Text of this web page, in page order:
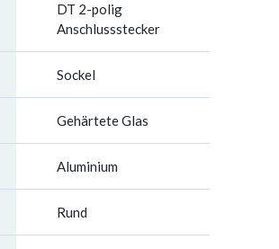
DT 2-polig
Anschlussstecker
Sockel
Gehärtete Glas
Aluminium
Rund